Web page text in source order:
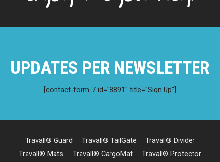
UPDATES PER NEWSLETTER
[contact-form-7 id="8891" title="Sign Up"]
Travall® Guard Travall® TailGate
Travall® Divider
Travall® Mats
Travall® CargoMat Travall® Protector